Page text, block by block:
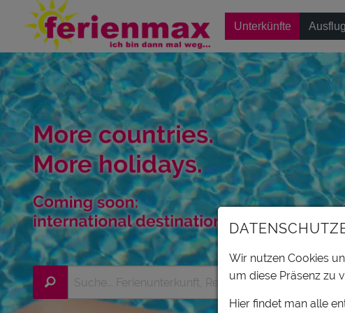
Unterkünfte
Wir nutzen Cookies
um diese Präsenz zu
Hier findet man alle